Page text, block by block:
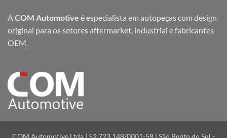
ACOM Automotive é especialista em autopeças com design
original para os setores aftermarket, industrial e fabricantes
OEM.
COM Automotive Ltda | 52.723.148/0001-58 | São Bento do Sul -